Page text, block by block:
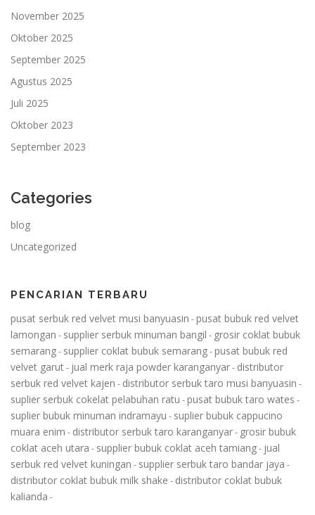
November 2025
Oktober 2025
September 2025
Agustus 2025
Juli 2025
Oktober 2023
September 2023
Categories
blog
Uncategorized
PENCARIAN TERBARU
pusat serbuk red velvet musi banyuasin -pusat bubuk red velvet
lamongan - supplier serbuk minuman bangil - grosir coklat bubuk
semarang- supplier coklat bubuk semarang-pusat bubuk red
velvet garut- jual merk raja powder karanganyar- distributor
serbuk red velvet kajen - distributor serbuk taro musi banyuasin -
suplier serbuk cokelat pelabuhan ratu -pusat bubuk taro wates -
suplier bubuk minuman indramayu - suplier bubuk cappucino
muara enim - distributor serbuk taro karanganyar- grosir bubuk
coklat aceh utara - supplier bubuk coklat aceh tamiang- jual
serbuk red velvet kuningan - supplier serbuk taro bandar jaya -
distributor coklat bubuk milk shake - distributor coklat bubuk
kalianda -